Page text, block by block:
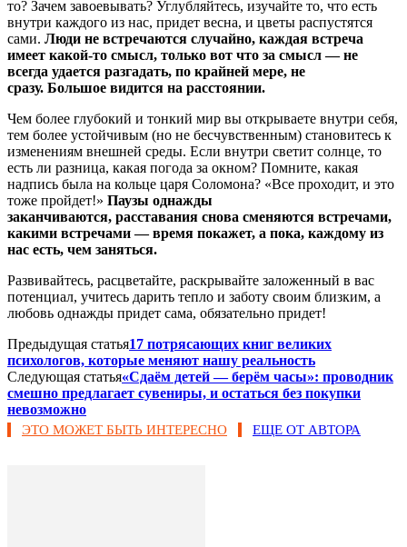
то? Зачем завоевывать? Углубляйтесь, изучайте то, что есть
внутри каждого из нас, придет весна, и цветы распустятся
сами. Люди не встречаются случайно, каждая встреча
имеет какой-то смысл, только вот что за смысл — не
всегда удается разгадать, по крайней мере, не
сразу. Большое видится на расстоянии.
Чем более глубокий и тонкий мир вы открываете внутри себя,
тем более устойчивым (но не бесчувственным) становитесь к
изменениям внешней среды. Если внутри светит солнце, то
есть ли разница, какая погода за окном? Помните, какая
надпись была на кольце царя Соломона? «Все проходит, и это
тоже пройдет!» Паузы однажды
заканчиваются, расставания снова сменяются встречами,
какими встречами — время покажет, а пока, каждому из
нас есть, чем заняться.
Развивайтесь, расцветайте, раскрывайте заложенный в вас
потенциал, учитесь дарить тепло и заботу своим близким, а
любовь однажды придет сама, обязательно придет!
Предыдущая статья17 потрясающих книг великих
психологов, которые меняют нашу реальность
Следующая статья«Сдаём детей — берём часы»: проводник
смешно предлагает сувениры, и остаться без покупки
невозможно
ЭТО МОЖЕТ БЫТЬ ИНТЕРЕСНО ЕЩЕ ОТ АВТОРА